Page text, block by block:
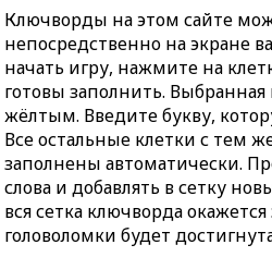
Ключворды на этом сайте
непосредственно на экране
начать игру, нажмите на
готовы заполнить. Выбранная
жёлтым. Введите букву,
Все остальные клетки с тем
заполнены автоматически.
слова и добавлять в сетку
вся сетка ключворда
головоломки будет